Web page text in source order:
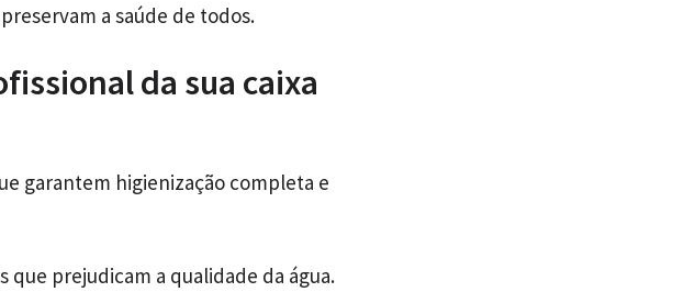
a saúde de todos.
da sua caixa
garantem higienização completa e
prejudicam a qualidade da água.